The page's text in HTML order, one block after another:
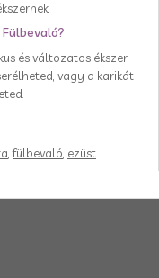
és változatos ékszer.
vagy a karikát
,fülbevaló ezüst